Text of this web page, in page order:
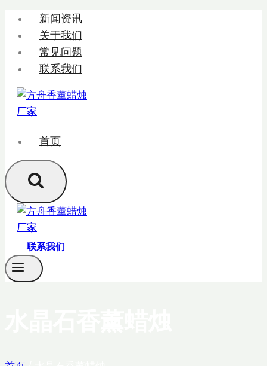
新闻资讯
关于我们
常见问题
联系我们
首页
联系我们